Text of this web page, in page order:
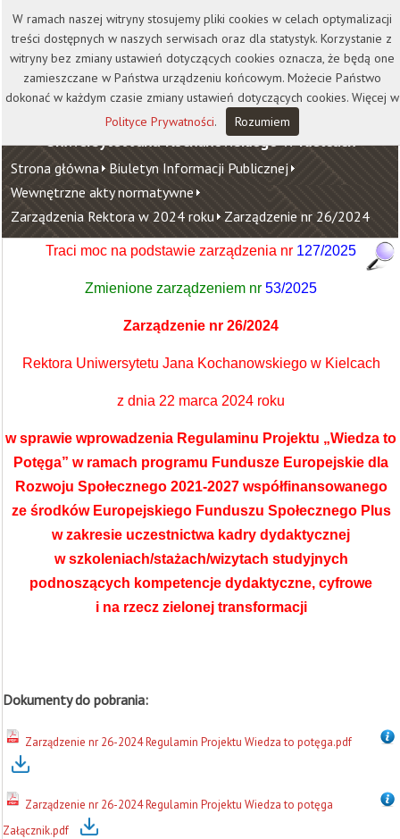
Kontakt Biblioteka
Wydawnictwo
Wirtualna Uczelnia
Uniwersytet Jana Kochanowskiego w Kielcach
Strona główna Biuletyn Informacji Publicznej
Wewnętrzne akty normatywne
Zarządzenia Rektora w 2024 roku Zarządzenie nr 26/2024
Traci moc na podstawie zarządzenia nr 127/2025
Zmienione zarządzeniem nr 53/2025
Zarządzenie nr 26/2024
Rektora Uniwersytetu Jana Kochanowskiego w Kielcach
z dnia 22 marca 2024 roku
w sprawie wprowadzenia Regulaminu Projektu „Wiedza to
Potęga” w ramach programu Fundusze Europejskie dla
Rozwoju Społecznego 2021-2027 współfinansowanego
ze środków Europejskiego Funduszu Społecznego Plus
w zakresie uczestnictwa kadry dydaktycznej
w szkoleniach/stażach/wizytach studyjnych
podnoszących kompetencje dydaktyczne, cyfrowe
i na rzecz zielonej transformacji
Dokumenty do pobrania:
Zarządzenie nr 26-2024 Regulamin Projektu Wiedza to potęga.pdf
Zarządzenie nr 26-2024 Regulamin Projektu Wiedza to potęga
Załącznik.pdf
W ramach naszej witryny stosujemy pliki cookies w celach optymalizacji
treści dostępnych w naszych serwisach oraz dla statystyk. Korzystanie z
witryny bez zmiany ustawień dotyczących cookies oznacza, że będą one
zamieszczane w Państwa urządzeniu końcowym. Możecie Państwo
dokonać w każdym czasie zmiany ustawień dotyczących cookies. Więcej w
Polityce Prywatności. Rozumiem